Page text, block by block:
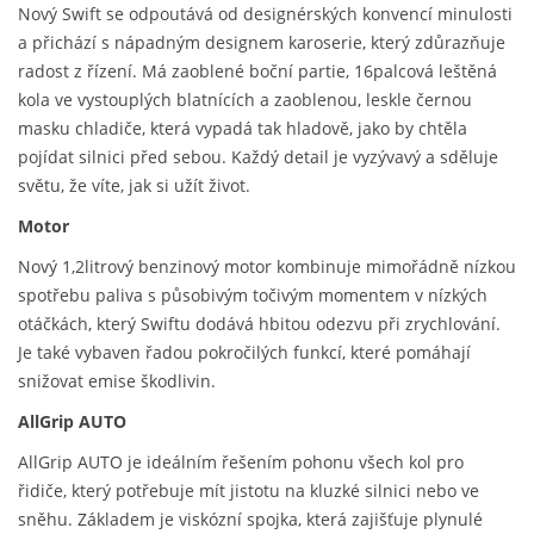
Nový Swift se odpoutává od designérských konvencí minulosti
a přichází s nápadným designem karoserie, který zdůrazňuje
radost z řízení. Má zaoblené boční partie, 16palcová leštěná
kola ve vystouplých blatnících a zaoblenou, leskle černou
masku chladiče, která vypadá tak hladově, jako by chtěla
pojídat silnici před sebou. Každý detail je vyzývavý a sděluje
světu, že víte, jak si užít život.
Motor
Nový 1,2litrový benzinový motor kombinuje mimořádně nízkou
spotřebu paliva s působivým točivým momentem v nízkých
otáčkách, který Swiftu dodává hbitou odezvu při zrychlování.
Je také vybaven řadou pokročilých funkcí, které pomáhají
snižovat emise škodlivin.
AllGrip AUTO
AllGrip AUTO je ideálním řešením pohonu všech kol pro
řidiče, který potřebuje mít jistotu na kluzké silnici nebo ve
sněhu. Základem je viskózní spojka, která zajišťuje plynulé